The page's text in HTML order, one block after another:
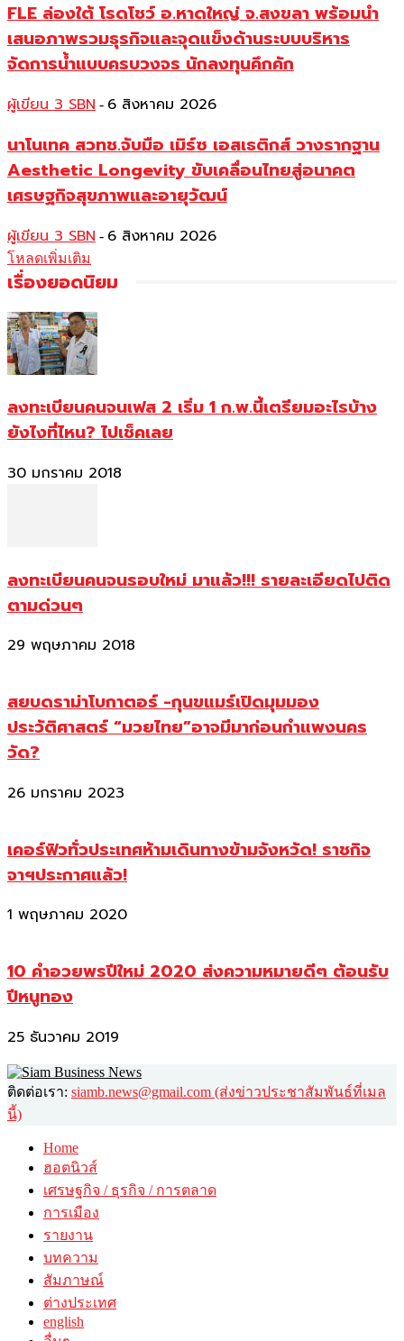
FLE ล่องใต้ โรดโชว์ อ.หาดใหญ่ จ.สงขลา พร้อมนำ
เสนอภาพรวมธุรกิจและจุดแข็งด้านระบบบริหาร
จัดการน้ำแบบครบวงจร นักลงทุนคึกคัก
ผู้เขียน 3 SBN - 6 สิงหาคม 2026
นาโนเทค สวทช.จับมือ เมิร์ซ เอสเธติกส์ วางรากฐาน
Aesthetic Longevity ขับเคลื่อนไทยสู่อนาคต
เศรษฐกิจสุขภาพและอายุวัฒน์
ผู้เขียน 3 SBN - 6 สิงหาคม 2026
โหลดเพิ่มเติม
เรื่องยอดนิยม
ลงทะเบียนคนจนเฟส 2 เริ่ม 1 ก.พ.นี้เตรียมอะไรบ้าง
ยังไงที่ไหน? ไปเช็คเลย
30 มกราคม 2018
ลงทะเบียนคนจนรอบใหม่ มาแล้ว!!! รายละเอียดไปติด
ตามด่วนๆ
29 พฤษภาคม 2018
สยบดราม่าโบกาตอร์ -กุนขแมร์เปิดมุมมอง
ประวัติศาสตร์ “มวยไทย”อาจมีมาก่อนกำแพงนคร
วัด?
26 มกราคม 2023
เคอร์ฟิวทั่วประเทศห้ามเดินทางข้ามจังหวัด! ราชกิจ
จาฯประกาศแล้ว!
1 พฤษภาคม 2020
10 คำอวยพรปีใหม่ 2020 ส่งความหมายดีๆ ต้อนรับ
ปีหนูทอง
25 ธันวาคม 2019
ติดต่อเรา: siamb.news@gmail.com (ส่งข่าวประชาสัมพันธ์ที่เมล
นี้)
Home
ฮอตนิวส์
เศรษฐกิจ / ธุรกิจ / การตลาด
การเมือง
รายงาน
บทความ
สัมภาษณ์
ต่างประเทศ
english